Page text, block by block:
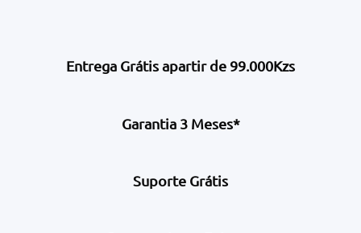
Entrega Grátis apartir de 99.000Kzs
Garantia 3 Meses*
Suporte Grátis